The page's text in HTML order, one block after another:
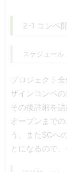
2-1 コンペ
スケジュール
プロジェクト
ザインコンペ
その後詳細を
オープンまで
う。またSCへ
とになるので